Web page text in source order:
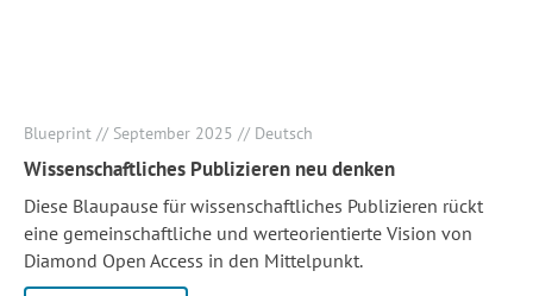
Blueprint // September 2025 // Deutsch
Wissenschaftliches Publizieren neu denken
Diese Blaupause für wissenschaftliches Publizieren rückt
eine gemeinschaftliche und werteorientierte Vision von
Diamond Open Access in den Mittelpunkt.